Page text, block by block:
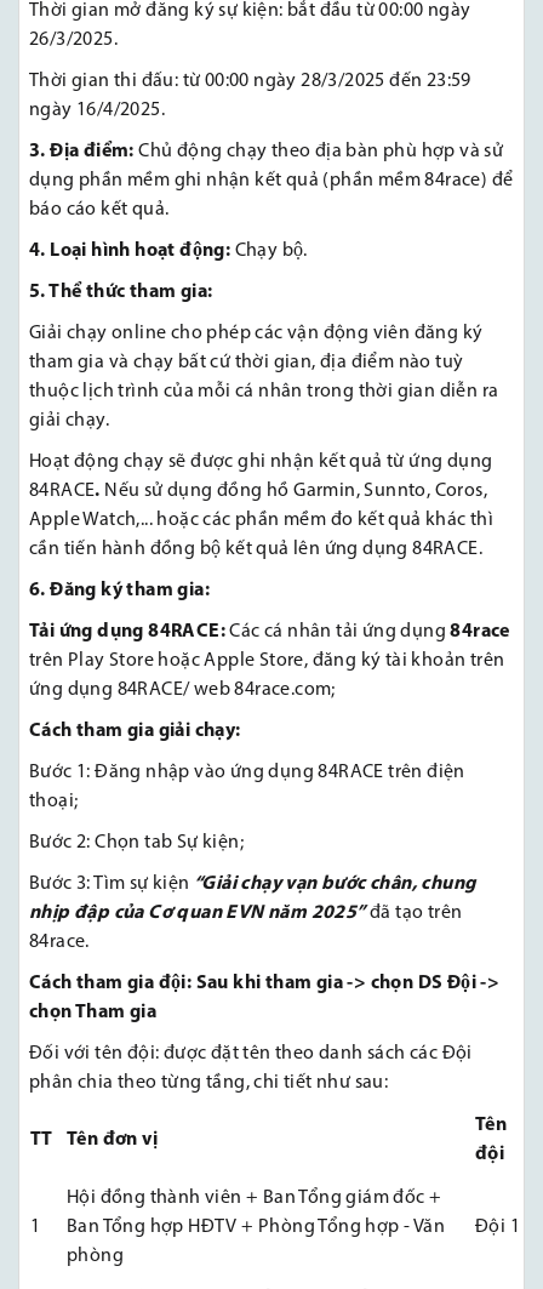
Thời gian mở đăng ký sự kiện: bắt đầu từ 00:00 ngày
26/3/2025.
Thời gian thi đấu: từ 00:00 ngày 28/3/2025 đến 23:59
ngày 16/4/2025.
3. Địa điểm:Chủ động chạy theo địa bàn phù hợp và sử
dụng phần mềm ghi nhận kết quả (phần mềm 84race) để
báo cáo kết quả.
4. Loại hình hoạt động: Chạy bộ.
5. Thể thức tham gia:
Giải chạy online cho phép các vận động viên đăng ký
tham gia và chạy bất cứ thời gian, địa điểm nào tuỳ
thuộc lịch trình của mỗi cá nhân trong thời gian diễn ra
giải chạy.
Hoạt động chạy sẽ được ghi nhận kết quả từ ứng dụng
84RACE. Nếu sử dụng đồng hồ Garmin, Sunnto, Coros,
Apple Watch,... hoặc các phần mềm đo kết quả khác thì
cần tiến hành đồng bộ kết quả lên ứng dụng 84RACE.
6. Đăng kýtham gia:
Tải ứng dụng 84RACE:Các cá nhân tải ứng dụng84race
trên Play Store hoặc Apple Store, đăng ký tài khoản trên
ứng dụng 84RACE/ web 84race.com;
Cách tham gia giải chạy:
Bước 1: Đăng nhập vào ứng dụng 84RACE trên điện
thoại;
Bước 2: Chọn tab Sự kiện;
Bước 3: Tìm sự kiện “Giải chạy vạn bước chân, chung
nhịp đập của Cơ quan EVN năm 2025”đã tạo trên
84race.
Cách tham gia đội: Sau khi tham gia -> chọn DS Đội ->
chọn Tham gia
Đối với tên đội: được đặt tên theo danh sách các Đội
phân chia theo từng tầng, chi tiết như sau:
TT Tên đơn vị
Tên
đội
1
Hội đồng thành viên + Ban Tổng giám đốc +
Ban Tổng hợp HĐTV + Phòng Tổng hợp - Văn
phòng
Đội 1